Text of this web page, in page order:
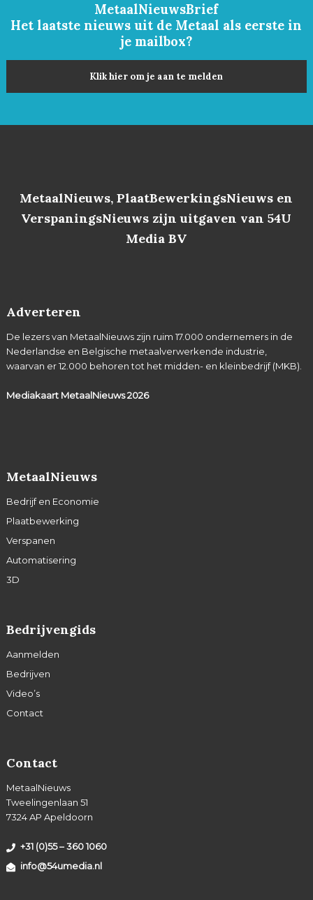
MetaalNieuwsBrief
Het laatste nieuws uit de Metaal als eerste in
je mailbox?
Klik hier om je aan te melden
MetaalNieuws, PlaatBewerkingsNieuws en
VerspaningsNieuws zijn uitgaven van 54U
Media BV
Adverteren
De lezers van MetaalNieuws zijn ruim 17.000 ondernemers in de
Nederlandse en Belgische metaalverwerkende industrie,
waarvan er 12.000 behoren tot het midden- en kleinbedrijf (MKB).
Mediakaart MetaalNieuws2026
MetaalNieuws
Bedrijf en Economie
Plaatbewerking
Verspanen
Automatisering
3D
Bedrijvengids
Aanmelden
Bedrijven
Video’s
Contact
Contact
MetaalNieuws
Tweelingenlaan 51
7324 AP Apeldoorn
+31 (0)55 – 360 1060
info@54umedia.nl